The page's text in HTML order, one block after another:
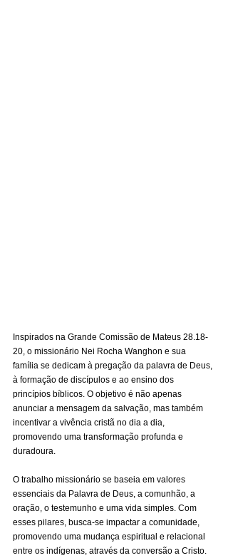
Inspirados na Grande Comissão de Mateus 28.18-
20, o missionário Nei Rocha Wanghon e sua
família se dedicam à pregação da palavra de Deus,
à formação de discípulos e ao ensino dos
princípios bíblicos. O objetivo é não apenas
anunciar a mensagem da salvação, mas também
incentivar a vivência cristã no dia a dia,
promovendo uma transformação profunda e
duradoura.
O trabalho missionário se baseia em valores
essenciais da Palavra de Deus, a comunhão, a
oração, o testemunho e uma vida simples. Com
esses pilares, busca-se impactar a comunidade,
promovendo uma mudança espiritual e relacional
entre os indígenas, através da conversão a Cristo.